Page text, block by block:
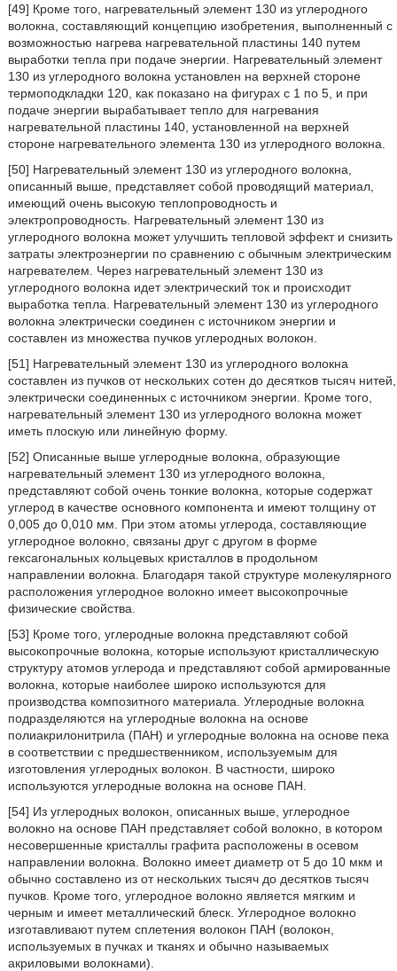
[49] Кроме того, нагревательный элемент 130 из углеродного
волокна, составляющий концепцию изобретения, выполненный с
возможностью нагрева нагревательной пластины 140 путем
выработки тепла при подаче энергии. Нагревательный элемент
130 из углеродного волокна установлен на верхней стороне
термоподкладки 120, как показано на фигурах с 1 по 5, и при
подаче энергии вырабатывает тепло для нагревания
нагревательной пластины 140, установленной на верхней
стороне нагревательного элемента 130 из углеродного волокна.
[50] Нагревательный элемент 130 из углеродного волокна,
описанный выше, представляет собой проводящий материал,
имеющий очень высокую теплопроводность и
электропроводность. Нагревательный элемент 130 из
углеродного волокна может улучшить тепловой эффект и снизить
затраты электроэнергии по сравнению с обычным электрическим
нагревателем. Через нагревательный элемент 130 из
углеродного волокна идет электрический ток и происходит
выработка тепла. Нагревательный элемент 130 из углеродного
волокна электрически соединен с источником энергии и
составлен из множества пучков углеродных волокон.
[51] Нагревательный элемент 130 из углеродного волокна
составлен из пучков от нескольких сотен до десятков тысяч нитей,
электрически соединенных с источником энергии. Кроме того,
нагревательный элемент 130 из углеродного волокна может
иметь плоскую или линейную форму.
[52] Описанные выше углеродные волокна, образующие
нагревательный элемент 130 из углеродного волокна,
представляют собой очень тонкие волокна, которые содержат
углерод в качестве основного компонента и имеют толщину от
0,005 до 0,010 мм. При этом атомы углерода, составляющие
углеродное волокно, связаны друг с другом в форме
гексагональных кольцевых кристаллов в продольном
направлении волокна. Благодаря такой структуре молекулярного
расположения углеродное волокно имеет высокопрочные
физические свойства.
[53] Кроме того, углеродные волокна представляют собой
высокопрочные волокна, которые используют кристаллическую
структуру атомов углерода и представляют собой армированные
волокна, которые наиболее широко используются для
производства композитного материала. Углеродные волокна
подразделяются на углеродные волокна на основе
полиакрилонитрила (ПАН) и углеродные волокна на основе пека
в соответствии с предшественником, используемым для
изготовления углеродных волокон. В частности, широко
используются углеродные волокна на основе ПАН.
[54] Из углеродных волокон, описанных выше, углеродное
волокно на основе ПАН представляет собой волокно, в котором
несовершенные кристаллы графита расположены в осевом
направлении волокна. Волокно имеет диаметр от 5 до 10 мкм и
обычно составлено из от нескольких тысяч до десятков тысяч
пучков. Кроме того, углеродное волокно является мягким и
черным и имеет металлический блеск. Углеродное волокно
изготавливают путем сплетения волокон ПАН (волокон,
используемых в пучках и тканях и обычно называемых
акриловыми волокнами).